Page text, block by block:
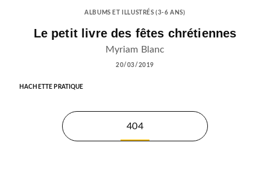
ALBUMS ET ILLUSTRÉS (3-6 ANS)
Le petit livre des fêtes chrétiennes
Myriam Blanc
20/03/2019
HACHETTE PRATIQUE
404